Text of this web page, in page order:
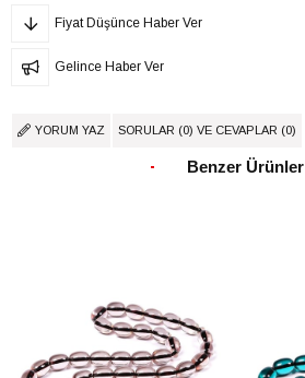
Fiyat Düşünce Haber Ver
Gelince Haber Ver
YORUM YAZ SORULAR (0) VE CEVAPLAR (0)
Benzer Ürünler